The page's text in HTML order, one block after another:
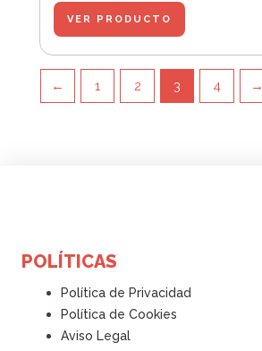
VER PRODUCTO
← 1 2 3 4 →
POLÍTICAS
Política de Privacidad
Política de Cookies
Aviso Legal